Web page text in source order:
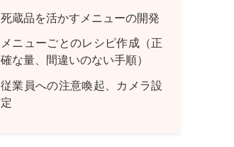
死蔵品を活かすメニューの開発
メニューごとのレシピ作成（正
確な量、間違いのない手順）
従業員への注意喚起、カメラ設
定